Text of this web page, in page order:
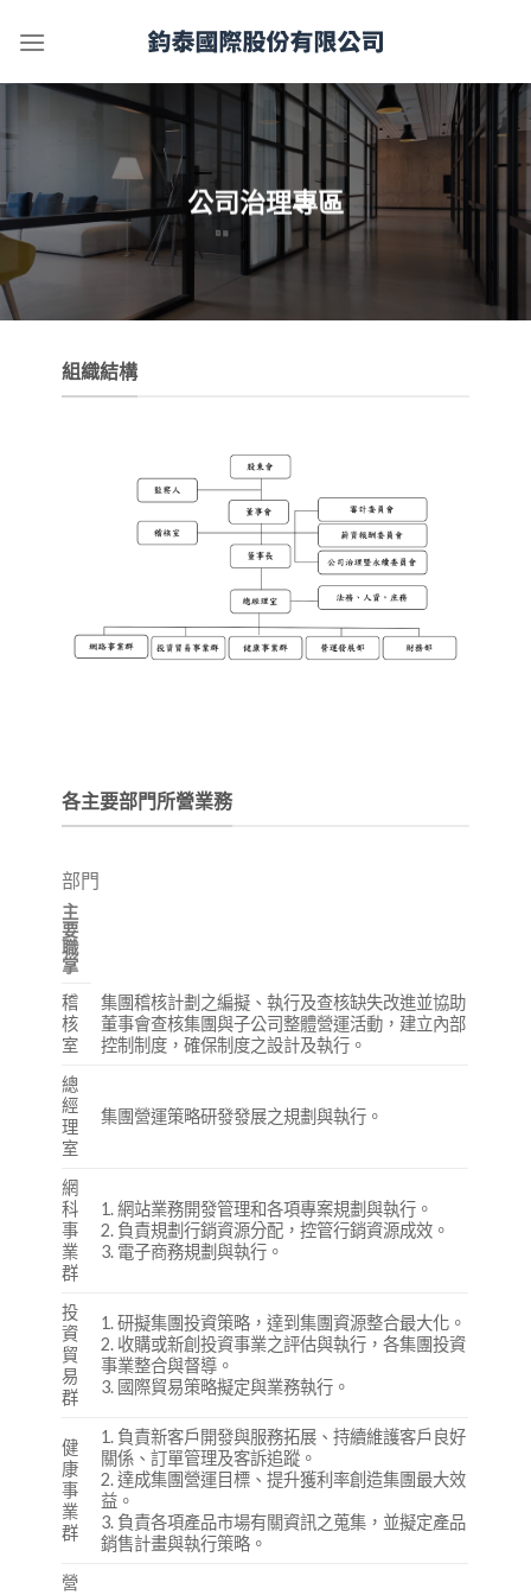
公司治理專區
組織結構
各主要部門所營業務
部門
主
要
職
掌
稽
核
室
集團稽核計劃之編擬、執行及查核缺失改進並協助
董事會查核集團與子公司整體營運活動，建立內部
控制制度，確保制度之設計及執行。
總
經
理
室
集團營運策略研發發展之規劃與執行。
網
科
事
業
群
1. 網站業務開發管理和各項專案規劃與執行。
2. 負責規劃行銷資源分配，控管行銷資源成效。
3. 電子商務規劃與執行。
投
資
貿
易
群
1. 研擬集團投資策略，達到集團資源整合最大化。
2. 收購或新創投資事業之評估與執行，各集團投資
事業整合與督導。
3. 國際貿易策略擬定與業務執行。
健
康
事
業
群
1. 負責新客戶開發與服務拓展、持續維護客戶良好
關係、訂單管理及客訴追蹤。
2. 達成集團營運目標、提升獲利率創造集團最大效
益。
3. 負責各項產品市場有關資訊之蒐集，並擬定產品
銷售計畫與執行策略。
營